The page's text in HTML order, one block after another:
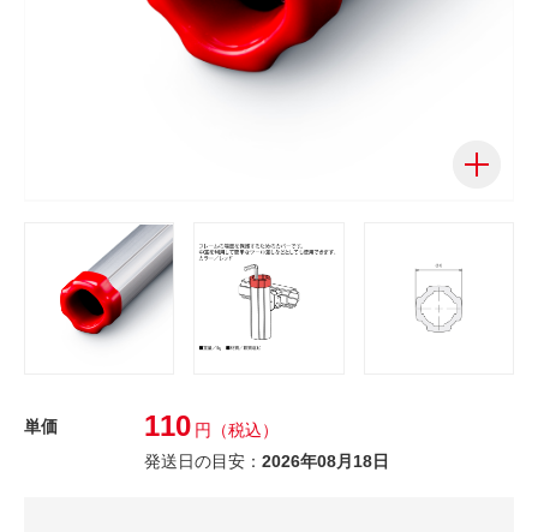
単価 110 円
（税込）
発送日の目安： 2026年08月18日